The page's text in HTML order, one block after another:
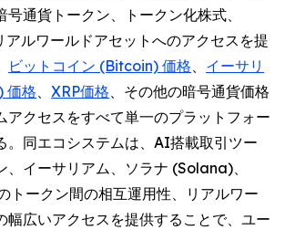
号通貨トークン、トークン化株式、
アルワールドアセットへのアクセスを提
ビットコイン (Bitcoin) 価格、 イーサリ
価格、 XRP価格、その他の暗号通貨価格
アクセスをすべて単一のプラットフォー
。同エコシステムは、AI搭載取引ツー
、イーサリアム、ソラナ (Solana)、
トークン間の相互運用性、リアルワー
幅広いアクセスを提供することで、ユー